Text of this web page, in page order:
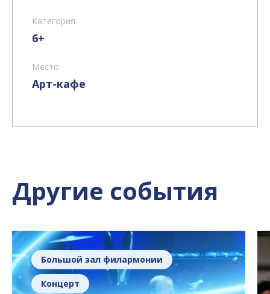
Категория
6+
Место
Арт-кафе
Другие события
Большой зал филармонии
Концерт